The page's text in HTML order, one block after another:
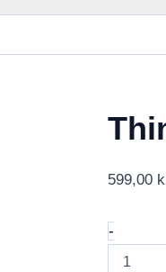
599,00
-Think
Tank
Clothing